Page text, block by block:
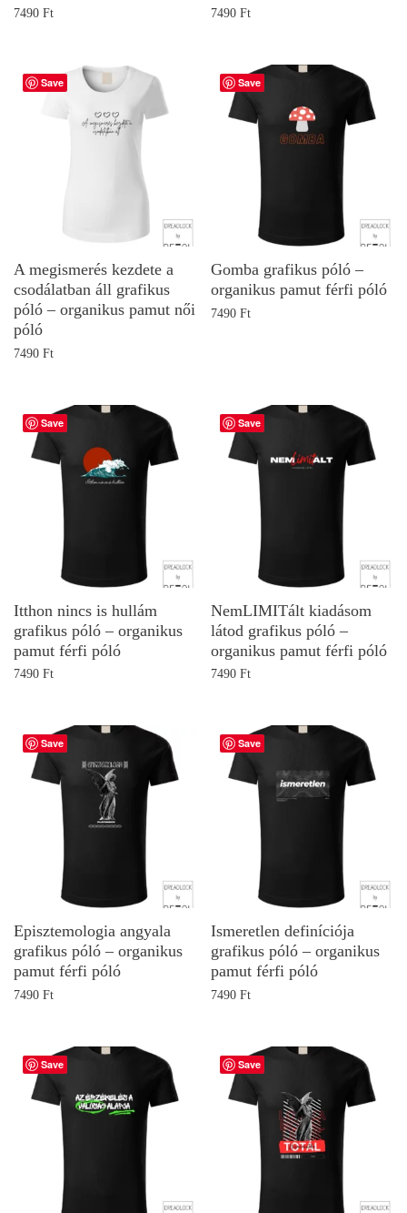
7490 Ft 7490Ft
Save
A megismerés kezdete a
csodálatban áll grafikus
póló – organikus pamut női
póló
7490 Ft
Save
Gomba grafikus póló –
organikus pamut férfi póló
7490Ft
Save
Itthon nincs is hullám
grafikus póló – organikus
pamut férfi póló
7490 Ft
Save
NemLIMITált kiadásom
látod grafikus póló –
organikus pamut férfi póló
7490Ft
Save
Episztemologia angyala
grafikus póló – organikus
pamut férfi póló
7490 Ft
Save
Ismeretlen definíciója
grafikus póló – organikus
pamut férfi póló
7490Ft
Save Save